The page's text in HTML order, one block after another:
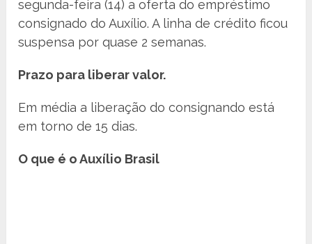
segunda-feira (14) a oferta do empréstimo
consignado do Auxílio. A linha de crédito ficou
suspensa por quase 2 semanas.
Prazo para liberar valor.
Em média a liberação do consignando está
em torno de 15 dias.
O que é o Auxílio Brasil